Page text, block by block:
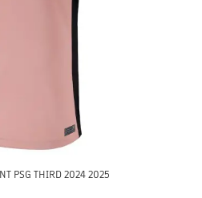
PSG THIRD 2024 2025